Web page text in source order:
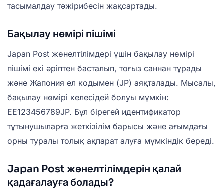
тасымалдау тәжірибесін жақсартады.
Бақылау нөмірі пішімі
Japan Post жөнелтілімдері үшін бақылау нөмірі
пішімі екі әріптен басталып, тоғыз саннан тұрады
және Жапония ел кодымен (JP) аяқталады. Мысалы,
бақылау нөмірі келесідей болуы мүмкін:
EE123456789JP. Бұл бірегей идентификатор
тұтынушыларға жеткізілім барысы және ағымдағы
орны туралы толық ақпарат алуға мүмкіндік береді.
Japan Post жөнелтілімдерін қалай
қадағалауға болады?